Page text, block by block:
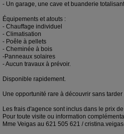
- Un garage, une cave et buanderie
Équipements et atouts :
- Chauffage individuel
- Climatisation
- Poêle à pellets
- Cheminée à bois
-Panneaux solaires
- Aucun travaux à prévoir.
Disponible rapidement.
Une opportunité rare à découvrir sans tarder
Les frais d'agence sont inclus dans le prix
Pour toute visite ou information
Mme Veigas au 621 505 621 /